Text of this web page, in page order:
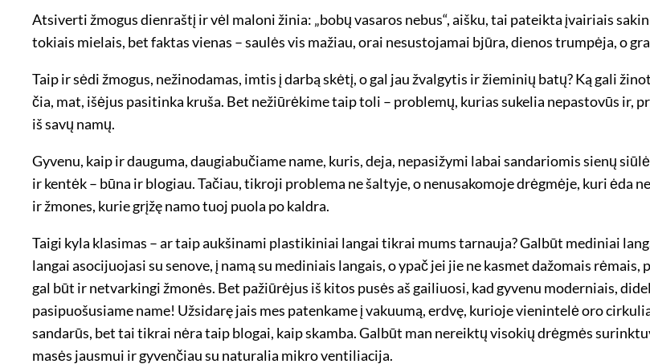
Atsiverti žmogus dienraštį ir vėl maloni žinia: „bobų vasaros nebus“, aišku, tai pateikta įvairiais
tokiais mielais, bet faktas vienas – saulės vis mažiau, orai nesustojamai bjūra, dienos trumpėja, o
Taip ir sėdi žmogus, nežinodamas, imtis į darbą skėtį, o gal jau žvalgytis ir žieminių batų? Ką gali
čia, mat, išėjus pasitinka kruša. Bet nežiūrėkime taip toli – problemų, kurias sukelia nepastovūs ir,
iš savų namų.
Gyvenu, kaip ir dauguma, daugiabučiame name, kuris, deja, nepasižymi labai sandariomis sienų
ir kentėk – būna ir blogiau. Tačiau, tikroji problema ne šaltyje, o nenusakomoje drėgmėje, kuri ėda
ir žmones, kurie grįžę namo tuoj puola po kaldra.
Taigi kyla klasimas – ar taip aukšinami plastikiniai langai tikrai mums tarnauja? Galbūt mediniai
langai asocijuojasi su senove, į namą su mediniais langais, o ypač jei jie ne kasmet dažomais
gal būt ir netvarkingi žmonės. Bet pažiūrėjus iš kitos pusės aš gailiuosi, kad gyvenu moderniais,
pasipuošusiame name! Užsidarę jais mes patenkame į vakuumą, erdvę, kurioje vienintelė oro
sandarūs, bet tai tikrai nėra taip blogai, kaip skamba. Galbūt man nereiktų visokių drėgmės
masės jausmui ir gyvenčiau su naturalia mikro ventiliacija.